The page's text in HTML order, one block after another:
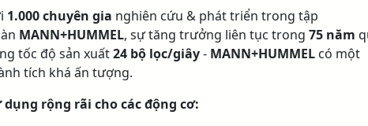
1.000 chuyên gia nghiên cứu & phát triển trong tập
MANN+HUMMEL, sự tăng trưởng liên tục trong 75 năm
tốc độ sản xuất24 bộ lọc/giây- MANN+HUMMEL có một
tích khá ấn tượng.
dụng rộng rãi cho các động cơ: